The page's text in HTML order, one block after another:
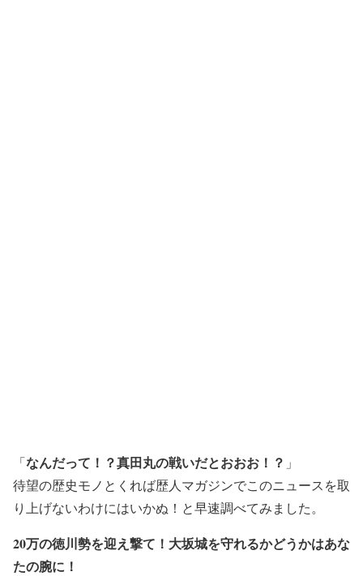
「なんだって！？真田丸の戦いだとおおお！？ 」
待望の歴史モノとくれば歴人マガジンでこのニュースを取
り上げないわけにはいかぬ！と早速調べてみました。
20万の徳川勢を迎え撃て！大坂城を守れるかどうかはあな
たの腕に！